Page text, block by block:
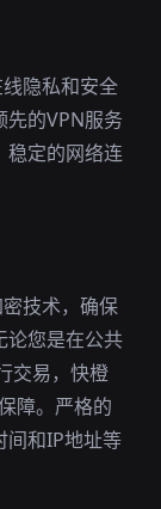
隐私和安全
先的VPN服务
稳定的网络连
技术，确保
论您是在公共
交易，快橙
障。严格的
间和IP地址等